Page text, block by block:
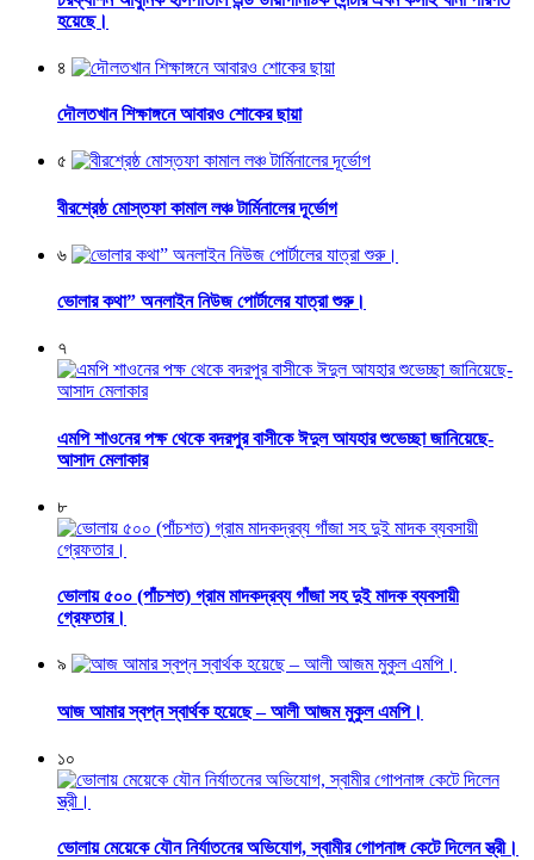
হয়েছে।
৪
দৌলতখান শিক্ষাঙ্গনে আবারও শোকের ছায়া
৫
বীরশ্রেষ্ঠ মোস্তফা কামাল লঞ্চ টার্মিনালের দূর্ভোগ
৬
ভোলার কথা” অনলাইন নিউজ পোর্টালের যাত্রা শুরু।
৭
এমপি শাওনের পক্ষ থেকে বদরপুর বাসীকে ঈদুল আযহার শুভেচ্ছা জানিয়েছে-
আসাদ মেলাকার
৮
ভোলায় ৫০০ (পাঁচশত) গ্রাম মাদকদ্রব্য গাঁজা সহ দুই মাদক ব্যবসায়ী
গ্রেফতার।
৯
আজ আমার স্বপ্ন স্বার্থক হয়েছে – আলী আজম মুকুল এমপি।
১০
ভোলায় মেয়েকে যৌন নির্যাতনের অভিযোগ, স্বামীর গোপনাঙ্গ কেটে দিলেন স্ত্রী।